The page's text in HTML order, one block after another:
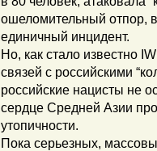
ошеломительный отпор,
единичный инцидент.
Но, как стало известно
связей с российскими
российские нацисты не
сердце Средней Азии
утопичности.
Пока серьезных,